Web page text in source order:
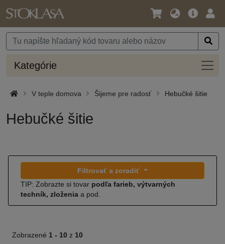
Jazyk
Mena
Hlavná
Kategórie
V teple domova Šijeme pre radosť Hebučké šitie
Hebučké šitie
Filtrovať a zoradiť
TIP: Zobrazte si tovar podľa farieb, výtvarných
techník, zloženia a pod.
Zobrazené 1 - 10 z 10